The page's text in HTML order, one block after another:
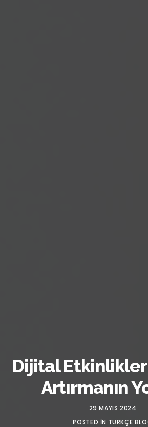
Dijital Etkinlikler
Artırmanın
29 MAYIS 2024
POSTED IN TÜRKÇE